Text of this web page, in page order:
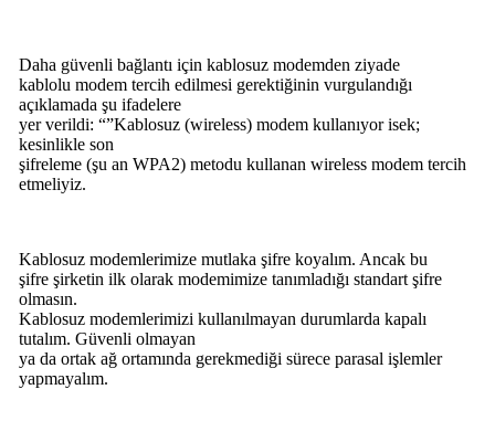
Daha güvenli bağlantı için kablosuz modemden ziyade
kablolu modem tercih edilmesi gerektiğinin vurgulandığı
açıklamada şu ifadelere
yer verildi: “”Kablosuz (wireless) modem kullanıyor isek;
kesinlikle son
şifreleme (şu an WPA2) metodu kullanan wireless modem tercih
etmeliyiz.
Kablosuz modemlerimize mutlaka şifre koyalım. Ancak bu
şifre şirketin ilk olarak modemimize tanımladığı standart şifre
olmasın.
Kablosuz modemlerimizi kullanılmayan durumlarda kapalı
tutalım. Güvenli olmayan
ya da ortak ağ ortamında gerekmediği sürece parasal işlemler
yapmayalım.